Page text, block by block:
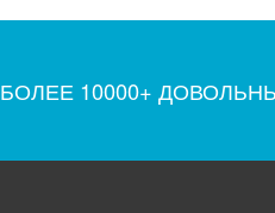
БОЛЕЕ 10000+